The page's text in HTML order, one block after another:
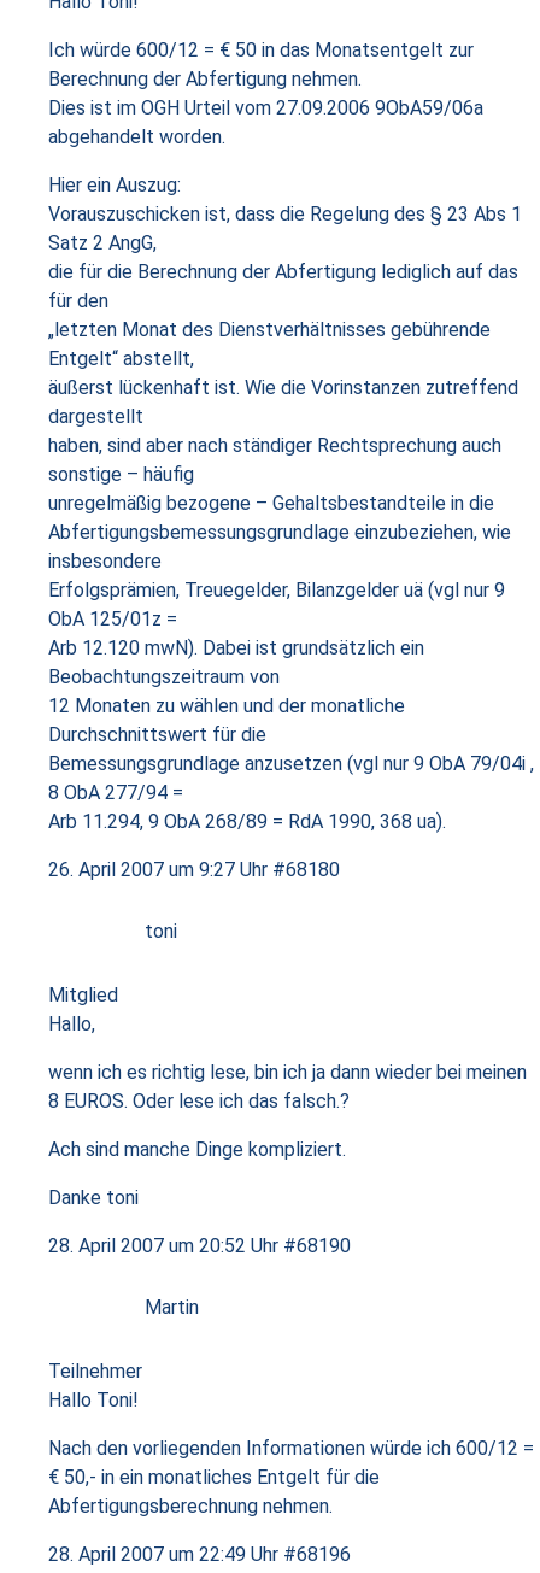
Ich würde 600/12 = € 50 in das Monatsentgelt zur
Berechnung der Abfertigung nehmen.
Dies ist im OGH Urteil vom 27.09.2006 9ObA59/06a
abgehandelt worden.
Hier ein Auszug:
Vorauszuschicken ist, dass die Regelung des § 23 Abs 1
Satz 2 AngG,
die für die Berechnung der Abfertigung lediglich auf das
für den
„letzten Monat des Dienstverhältnisses gebührende
Entgelt“ abstellt,
äußerst lückenhaft ist. Wie die Vorinstanzen zutreffend
dargestellt
haben, sind aber nach ständiger Rechtsprechung auch
sonstige – häufig
unregelmäßig bezogene – Gehaltsbestandteile in die
Abfertigungsbemessungsgrundlage einzubeziehen, wie
insbesondere
Erfolgsprämien, Treuegelder, Bilanzgelder uä (vgl nur 9
ObA 125/01z =
Arb 12.120 mwN). Dabei ist grundsätzlich ein
Beobachtungszeitraum von
12 Monaten zu wählen und der monatliche
Durchschnittswert für die
Bemessungsgrundlage anzusetzen (vgl nur 9 ObA 79/04i ,
8 ObA 277/94 =
Arb 11.294, 9 ObA 268/89 = RdA 1990, 368 ua).
26. April 2007 um 9:27 Uhr #68180
toni
Mitglied
Hallo,
wenn ich es richtig lese, bin ich ja dann wieder bei meinen
8 EUROS. Oder lese ich das falsch.?
Ach sind manche Dinge kompliziert.
Danke toni
28. April 2007 um 20:52 Uhr #68190
Martin
Teilnehmer
Hallo Toni!
Nach den vorliegenden Informationen würde ich 600/12 =
€ 50,- in ein monatliches Entgelt für die
Abfertigungsberechnung nehmen.
28. April 2007 um 22:49 Uhr #68196